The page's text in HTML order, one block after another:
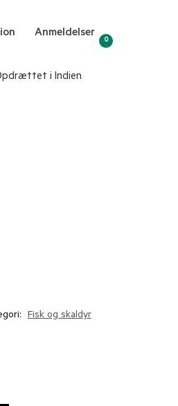
Anmeldelser
0
i Indien
Fisk og skaldyr